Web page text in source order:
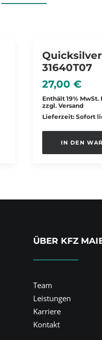
31640T07
27,00 €
Enthält 19% MwSt.
zzgl. Versand
Lieferzeit: Sofort
IN DEN
ÜBER KFZ
Team
Leistungen
Karriere
Kontakt